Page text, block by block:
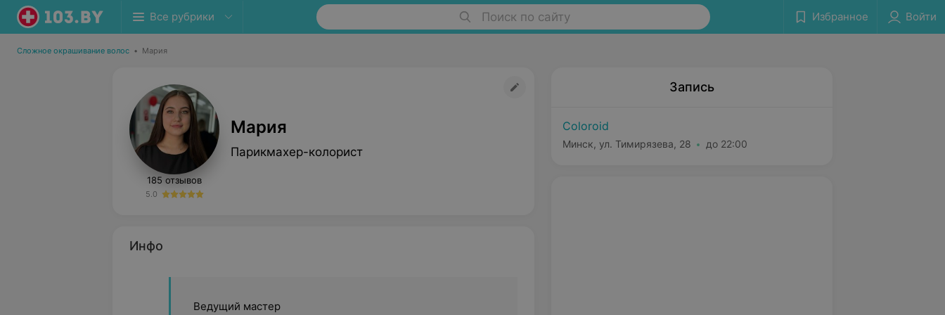
Все рубрики Поиск по сайту Избранное Войти
Сложное окрашивание волос • Мария
185 отзывов
5.0
Мария
Парикмахер-колорист
Инфо
Ведущий мастер
Запись
Coloroid
Минск, ул. Тимирязева, 28 до 22:00